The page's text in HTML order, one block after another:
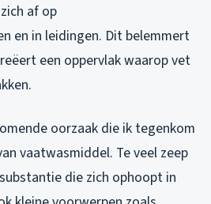
af op
en in leidingen. Dit belemmert
een oppervlak waarop vet
oorzaak die ik tegenkom
vaatwasmiddel. Te veel zeep
die zich ophoopt in